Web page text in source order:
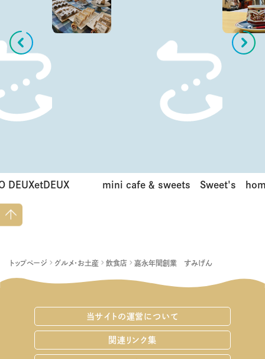
トップページ グルメ・お土産 飲食店 嘉永年間創業 すみげん
DEUXetDEUX mini cafe ＆ sweets Sweet's
ペー
ジト
ップ
当サイトの運営について
関連リンク集